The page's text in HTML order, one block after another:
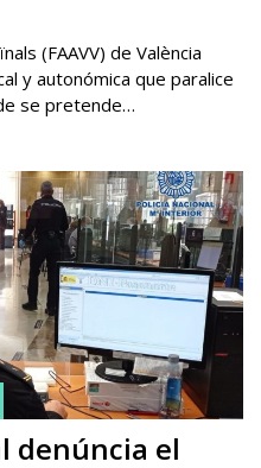
(FAAVV) de València
y autonómica que paralice
se pretende…
denúncia el